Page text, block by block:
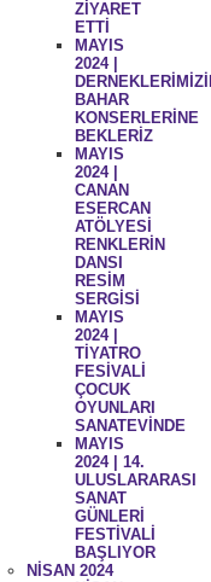
ZİYARET
ETTİ
MAYIS
2024 |
BAHAR
KONSERLERİNE
BEKLERİZ
MAYIS
2024 |
CANAN
ESERCAN
ATÖLYESİ
RENKLERİN
DANSI
RESİM
SERGİSİ
MAYIS
2024 |
TİYATRO
FESİVALİ
ÇOCUK
OYUNLARI
SANATEVİNDE
MAYIS
2024 | 14.
ULUSLARARASI
SANAT
GÜNLERİ
FESTİVALİ
BAŞLIYOR
NİSAN 2024